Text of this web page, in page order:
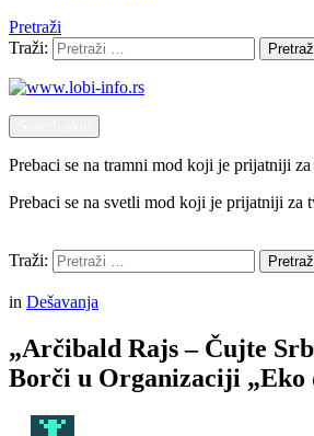
Pretraži
Traži:
Prebaci se na tramni mod koji je prijatniji
Prebaci se na svetli mod koji je prijatniji za
Traži:
in Dešavanja
„Arčibald Rajs – Čujte
Borči u Organizaciji „Eko